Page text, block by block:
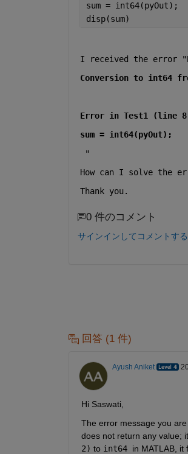
sum = int64(pyOut);
disp(sum)
I received the error "
Conversion to int64
Error in Test1 (line
sum = int64(pyOut);
"
How can I solve the
Thank you.
0 件のコメント
サインインしてコメントする
回答 (1 件)
Ayush Aniket
Hi Saswati,
The error message you
does not return any value;
2) to int64 in MATLAB, it